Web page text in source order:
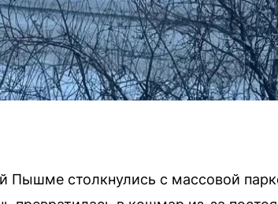
столкнулись с массовой